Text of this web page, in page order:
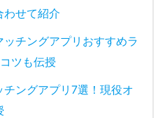
わせて紹介
チングアプリおすすめラ
ツも伝授
ングアプリ7選！現役オ